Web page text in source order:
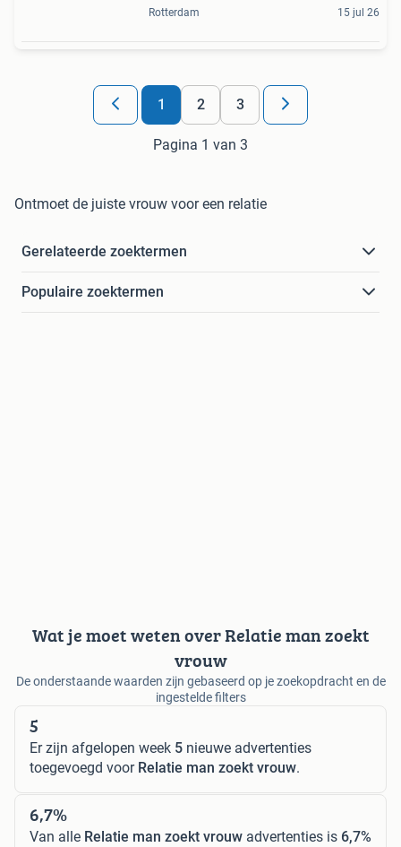
Rotterdam 15 jul 26
1 2 3
Pagina 1 van 3
Ontmoet de juiste vrouw voor een relatie
Gerelateerde zoektermen
Populaire zoektermen
Wat je moet weten over Relatie man zoekt
vrouw
De onderstaande waarden zijn gebaseerd op je zoekopdracht en de
ingestelde filters
5
Er zijn afgelopen week 5 nieuwe advertenties
toegevoegd voor Relatie man zoekt vrouw.
6,7%
Van alle Relatie man zoekt vrouw advertenties is 6,7%